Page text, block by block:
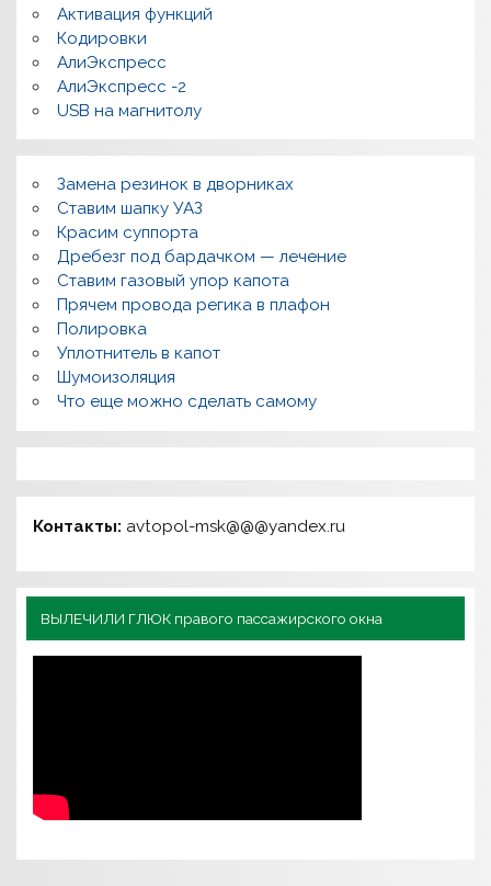
ы
Активация функций
Кодировки
АлиЭкспресс
АлиЭкспресс -2
USB на магнитолу
Замена резинок в дворниках
Ставим шапку УАЗ
Красим суппорта
Дребезг под бардачком — лечение
Ставим газовый упор капота
Прячем провода регика в плафон
Полировка
Уплотнитель в капот
Шумоизоляция
Что еще можно сделать самому
Контакты: avtopol-msk@@@yandex.ru
ВЫЛЕЧИЛИ ГЛЮК правого пассажирского окна